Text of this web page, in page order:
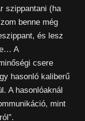
szippantani (ha
benne még
és lesz
A
csere
hasonló kaliberű
A hasonlóaknál
mint